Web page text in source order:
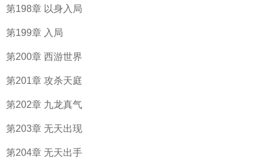
第198章 以身入局
第199章 入局
第200章 西游世界
第201章 攻杀天庭
第202章 九龙真气
第203章 无天出现
第204章 无天出手